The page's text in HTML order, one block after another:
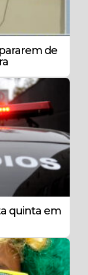
de
quinta em